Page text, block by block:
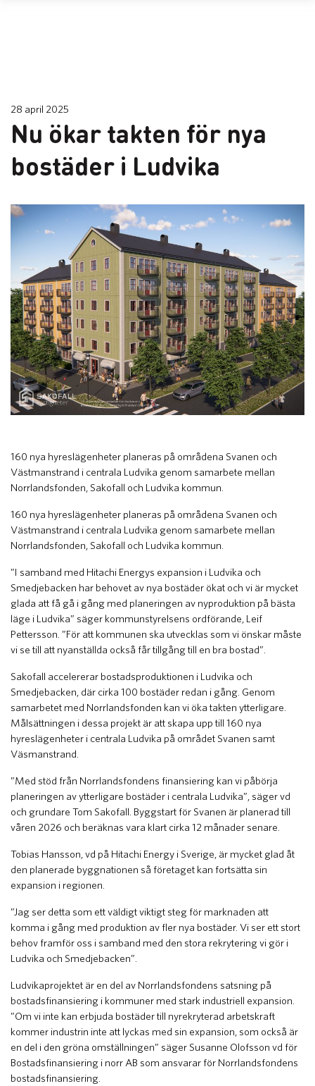
28 april 2025
Nu ökar takten för nya
bostäder i Ludvika
160 nya hyreslägenheter planeras på områdena Svanen och
Västmanstrand i centrala Ludvika genom samarbete mellan
Norrlandsfonden, Sakofall och Ludvika kommun.
160 nya hyreslägenheter planeras på områdena Svanen och
Västmanstrand i centrala Ludvika genom samarbete mellan
Norrlandsfonden, Sakofall och Ludvika kommun.
”I samband med Hitachi Energys expansion i Ludvika och
Smedjebacken har behovet av nya bostäder ökat och vi är mycket
glada att få gå i gång med planeringen av nyproduktion på bästa
läge i Ludvika” säger kommunstyrelsens ordförande, Leif
Pettersson. ”För att kommunen ska utvecklas som vi önskar måste
vi se till att nyanställda också får tillgång till en bra bostad”.
Sakofall accelererar bostadsproduktionen i Ludvika och
Smedjebacken, där cirka 100 bostäder redan i gång. Genom
samarbetet med Norrlandsfonden kan vi öka takten ytterligare.
Målsättningen i dessa projekt är att skapa upp till 160 nya
hyreslägenheter i centrala Ludvika på området Svanen samt
Väsmanstrand.
”Med stöd från Norrlandsfondens finansiering kan vi påbörja
planeringen av ytterligare bostäder i centrala Ludvika”, säger vd
och grundare Tom Sakofall. Byggstart för Svanen är planerad till
våren 2026 och beräknas vara klart cirka 12 månader senare.
Tobias Hansson, vd på Hitachi Energy i Sverige, är mycket glad åt
den planerade byggnationen så företaget kan fortsätta sin
expansion i regionen.
”Jag ser detta som ett väldigt viktigt steg för marknaden att
komma i gång med produktion av fler nya bostäder. Vi ser ett stort
behov framför oss i samband med den stora rekrytering vi gör i
Ludvika och Smedjebacken”.
Ludvikaprojektet är en del av Norrlandsfondens satsning på
bostadsfinansiering i kommuner med stark industriell expansion.
”Om vi inte kan erbjuda bostäder till nyrekryterad arbetskraft
kommer industrin inte att lyckas med sin expansion, som också är
en del i den gröna omställningen” säger Susanne Olofsson vd för
Bostadsfinansiering i norr AB som ansvarar för Norrlandsfondens
bostadsfinansiering.